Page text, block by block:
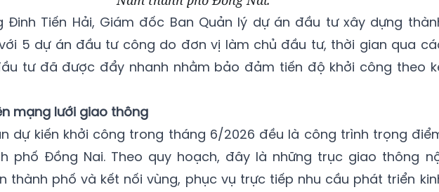
Đinh Tiến Hải, Giám đốc Ban Quản lý dự án đầu tư xây dựng
5 dự án đầu tư công do đơn vị làm chủ đầu tư, thời gian qua
tư đã được đẩy nhanh nhằm bảo đảm tiến độ khởi công theo
mạng lưới giao thông
dự kiến khởi công trong tháng 6/2026 đều là công trình trọng
phố Đồng Nai. Theo quy hoạch, đây là những trục giao thông
thành phố và kết nối vùng, phục vụ trực tiếp nhu cầu phát triển